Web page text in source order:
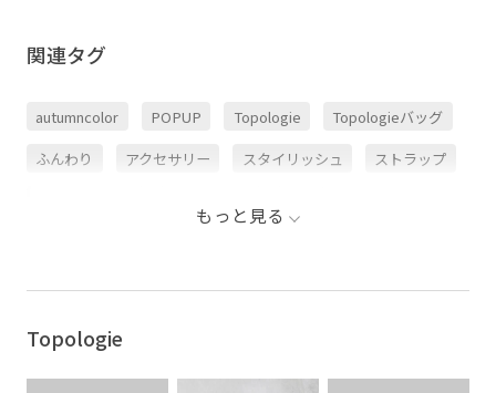
関連タグ
autumncolor POPUP Topologie Topologieバッグ
ふんわり アクセサリー スタイリッシュ ストラップ
もっと見る
Topologie